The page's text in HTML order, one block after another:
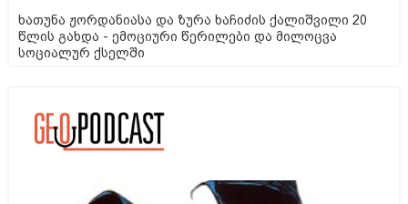
ხათუნა ჟორდანიასა და ზურა ხაჩიძის ქალიშვილი 20
წლის გახდა - ემოციური წერილები და მილოცვა
სოციალურ ქსელში